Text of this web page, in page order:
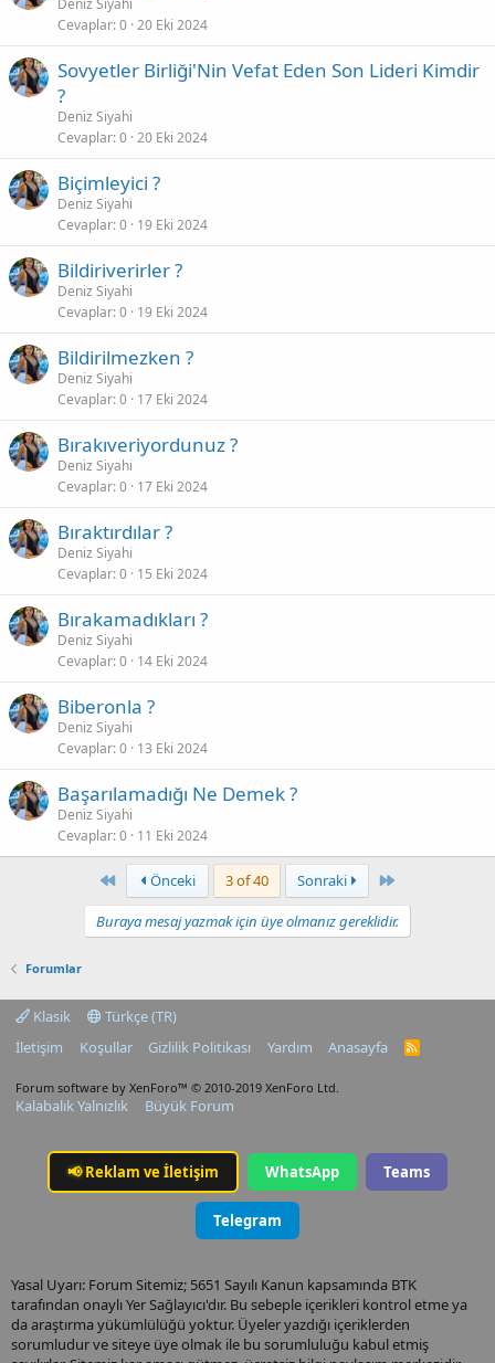
Deniz Siyahi
Cevaplar 0 20 Eki 2024
Sovyetler Birliği'Nin Vefat Eden Son Lideri Kimdir
?
Deniz Siyahi
Cevaplar 0 20 Eki 2024
Biçimleyici ?
Deniz Siyahi
Cevaplar 0 19 Eki 2024
Bildiriverirler ?
Deniz Siyahi
Cevaplar 0 19 Eki 2024
Bildirilmezken ?
Deniz Siyahi
Cevaplar 0 17 Eki 2024
Bırakıveriyordunuz ?
Deniz Siyahi
Cevaplar 0 17 Eki 2024
Bıraktırdılar ?
Deniz Siyahi
Cevaplar 0 15 Eki 2024
Bırakamadıkları ?
Deniz Siyahi
Cevaplar 0 14 Eki 2024
Biberonla ?
Deniz Siyahi
Cevaplar 0 13 Eki 2024
Başarılamadığı Ne Demek ?
Deniz Siyahi
Cevaplar 0 11 Eki 2024
First Önceki 3 of 40 Sonraki Last
Buraya mesaj yazmak için üye olmanız gereklidir.
Forumlar
Klasik
Türkçe (TR)
İletişim
Koşullar Gizlilik Politikası Yardım Anasayfa
R
Forum software by XenForo™ © 2010-2019 XenForo Ltd.
Kalabalık Yalnızlık Büyük Forum
📢Reklam ve İletişim WhatsApp Teams
Telegram
Yasal Uyarı: Forum Sitemiz; 5651 Sayılı Kanun kapsamında BTK
tarafından onaylı Yer Sağlayıcı'dır. Bu sebeple içerikleri kontrol etme ya
da araştırma yükümlülüğü yoktur. Üyeler yazdığı içeriklerden
sorumludur ve siteye üye olmak ile bu sorumluluğu kabul etmiş